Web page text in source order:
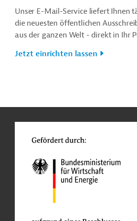
Unser E-Mail-Service liefert Ihnen
die neuesten öffentlichen
aus der ganzen Welt - direkt in Ihr
Jetzt einrichten lassen